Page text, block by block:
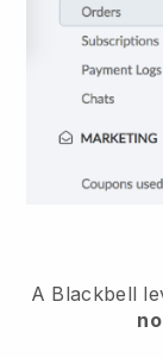
A Blackbell